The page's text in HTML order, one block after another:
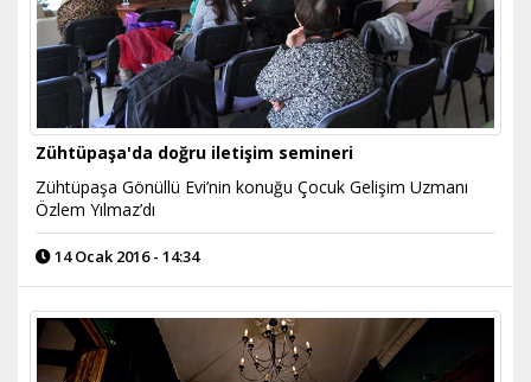
Zühtüpaşa'da doğru iletişim semineri
Zühtüpaşa Gönüllü Evi’nin konuğu Çocuk Gelişim Uzmanı
Özlem Yılmaz’dı
14 Ocak 2016 - 14:34